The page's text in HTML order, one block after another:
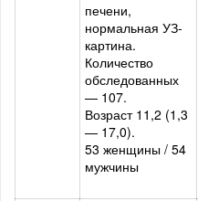
печени,
нормальная УЗ-
картина.
Количество
обследованных
— 107.
Возраст 11,2 (1,3
— 17,0).
53 женщины / 54
мужчины